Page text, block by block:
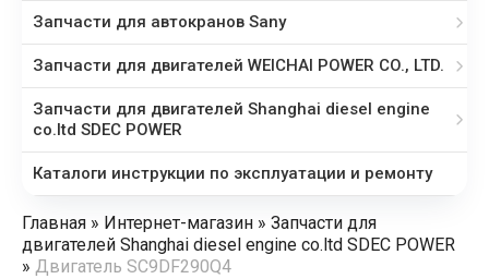
Запчасти для автокранов Sany
Запчасти для двигателей WEICHAI POWER CO., LTD.
Запчасти для двигателей Shanghai diesel engine
co.ltd SDEC POWER
Каталоги инструкции по эксплуатации и ремонту
Главная » Интернет-магазин » Запчасти для
двигателей Shanghai diesel engine co.ltd SDEC POWER
» Двигатель SC9DF290Q4